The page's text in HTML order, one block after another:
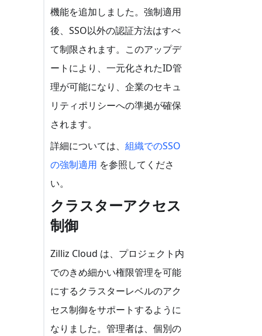
機能を追加しました。強制適用
後、SSO以外の認証方法はすべ
て制限されます。このアップデ
ートにより、一元化されたID管
理が可能になり、企業のセキュ
リティポリシーへの準拠が確保
されます。
詳細については、組織でのSSO
の強制適用 を参照してくださ
い。
クラスターアクセス
制御
Zilliz Cloud は、プロジェクト内
でのきめ細かい権限管理を可能
にするクラスターレベルのアク
セス制御をサポートするように
なりました。管理者は、個別の